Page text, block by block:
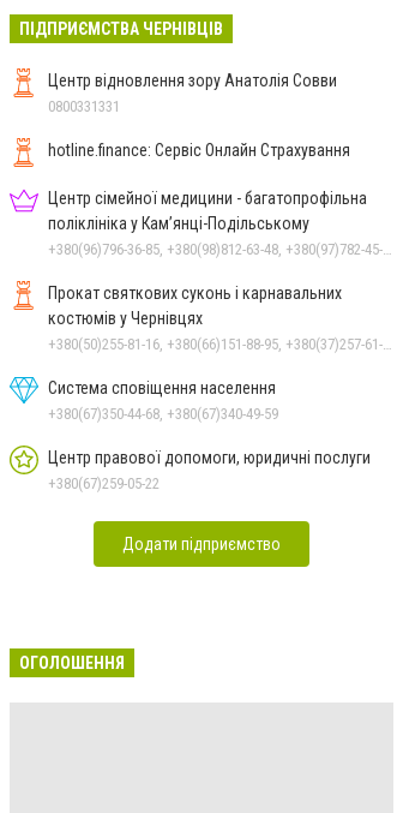
ПІДПРИЄМСТВА ЧЕРНІВЦІВ
Центр відновлення зору Анатолія Совви
0800331331
hotline.finance: Сервіс Онлайн Страхування
Центр сімейної медицини - багатопрофільна
поліклініка у Кам’янці-Подільському
Прокат святкових суконь і карнавальних
костюмів у Чернівцях
Система сповіщення населення
+380(67)350-44-68, +380(67)340-49-59
Центр правової допомоги, юридичні послуги
+380(67)259-05-22
Додати підприємство
ОГОЛОШЕННЯ